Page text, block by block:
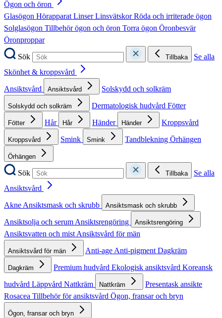
Ögon och öron
Glasögon HörapparatLinserLinsvätskorRöda och irriterade ögon
Solglasögon Tillbehör ögon och öron Torra ögon Öronbesvär
Öronproppar
Sök
Tillbaka
Se alla
Skönhet & kroppsvård
Ansiktsvård
Ansiktsvård Solskydd och solkräm
Solskydd och solkräm Dermatologisk hudvård Fötter
Fötter Hår Hår Händer Händer Kroppsvård
Kroppsvård Smink Smink Tandblekning Örhängen
Örhängen
Sök Tillbaka
Se alla
Ansiktsvård
AkneAnsiktsmask och skrubb Ansiktsmask och skrubb
Ansiktsolja och serumAnsiktsrengöring Ansiktsrengöring
Ansiktsvatten och mistAnsiktsvård för män
Ansiktsvård för män Anti-ageAnti-pigmentDagkräm
Dagkräm Premium hudvård Ekologisk ansiktsvård Koreansk
hudvård Läppvård Nattkräm Nattkräm
Presentask ansikte
Rosacea Tillbehör för ansiktsvård Ögon, fransar och bryn
Ögon, fransar och bryn